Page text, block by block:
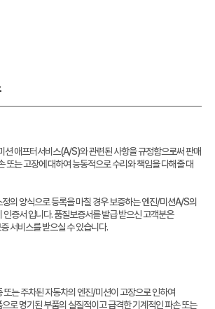
션 애프터서비스(A/S)와 관련된 사항을 규정함으로써 판매
또는 고장에 대하여 능동적으로 수리와 책임을 다해줄 대
의 양식으로 등록을 마칠 경우 보증하는 엔진/미션A/S의
증서 입니다. 품질보증서를 발급 받으신 고객분은
서비스를 받으실 수 있습니다.
는 주차된 자동차의 엔진/미션이 고장으로 인하여
로 명기된 부품의 실질적이고 급격한 기계적인 파손 또는